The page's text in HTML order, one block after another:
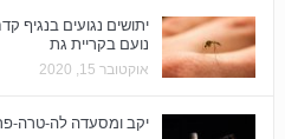
יתושים נגועים בנגיף
נועם בקריית גת
אוקטובר 15, 2020
יקב ומסעדה לה-טרה-